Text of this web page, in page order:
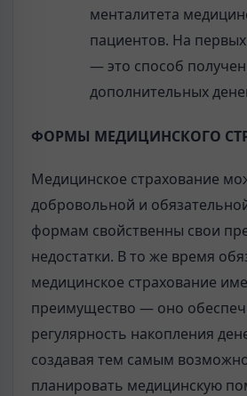
менталитета
пациентов. На
— это способ
дополнительных
ФОРМЫ МЕДИЦИНСКОГО
Медицинское страхование
добровольной и
формам свойственны свои
недостатки. В то же время
медицинское страхование
преимущество — оно
регулярность накопления
создавая тем самым
планировать медицинскую